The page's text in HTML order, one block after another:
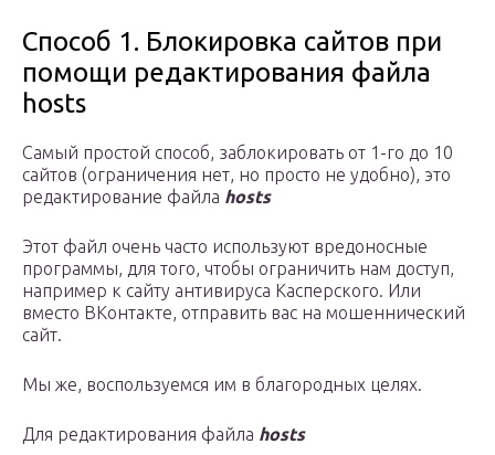
Способ 1. Блокировка сайтов при
помощи редактирования файла
hosts
Самый простой способ, заблокировать от 1-го до 10
сайтов (ограничения нет, но просто не удобно), это
редактирование файла hosts
Этот файл очень часто используют вредоносные
программы, для того, чтобы ограничить нам доступ,
например к сайту антивируса Касперского. Или
вместо ВКонтакте, отправить вас на мошеннический
сайт.
Мы же, воспользуемся им в благородных целях.
Для редактирования файла hosts